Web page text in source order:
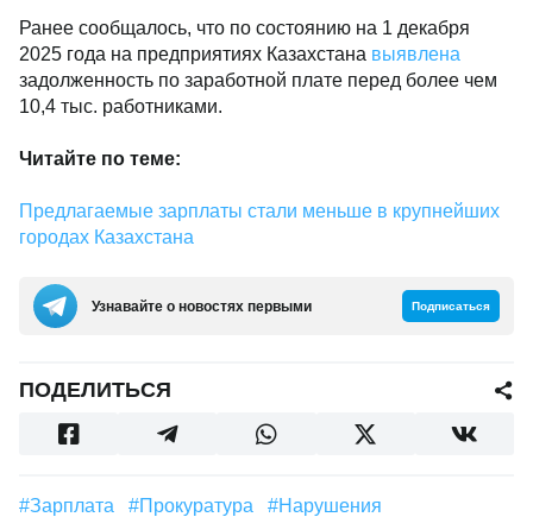
Ранее сообщалось, что по состоянию на 1 декабря
2025 года на предприятиях Казахстана выявлена
задолженность по заработной плате перед более чем
10,4 тыс. работниками.
Читайте по теме:
Предлагаемые зарплаты стали меньше в крупнейших
городах Казахстана
Узнавайте о новостях первыми Подписаться
ПОДЕЛИТЬСЯ
#зарплата #прокуратура #нарушения